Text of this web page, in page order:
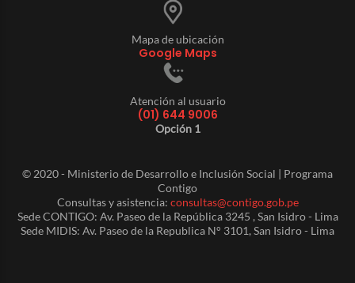
Mapa de ubicación
Google Maps
Atención al usuario
(01) 644 9006
Opción 1
© 2020 - Ministerio de Desarrollo e Inclusión Social | Programa
Contigo
Consultas y asistencia: consultas@contigo.gob.pe
Sede CONTIGO: Av. Paseo de la República 3245 , San Isidro - Lima
Sede MIDIS: Av. Paseo de la Republica N° 3101, San Isidro - Lima